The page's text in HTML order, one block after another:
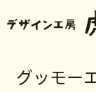
グッモー